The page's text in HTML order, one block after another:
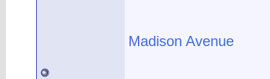
Madison Avenue